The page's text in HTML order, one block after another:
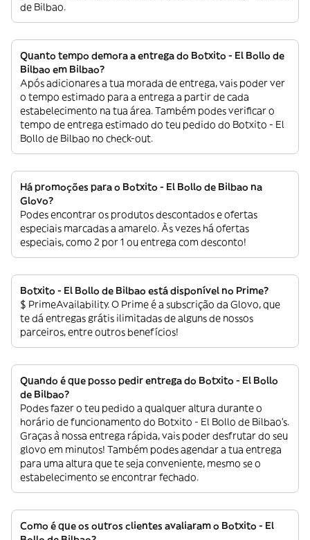
de Bilbao.
Quanto tempo demora a entrega do Botxito - El Bollo de
Bilbao em Bilbao?
Após adicionares a tua morada de entrega, vais poder ver
o tempo estimado para a entrega a partir de cada
estabelecimento na tua área. Também podes verificar o
tempo de entrega estimado do teu pedido do Botxito - El
Bollo de Bilbao no check-out.
Há promoções para o Botxito - El Bollo de Bilbao na
Glovo?
Podes encontrar os produtos descontados e ofertas
especiais marcadas a amarelo. Às vezes há ofertas
especiais, como 2 por 1 ou entrega com desconto!
Botxito - El Bollo de Bilbao está disponível no Prime?
$ PrimeAvailability. O Prime é a subscrição da Glovo, que
te dá entregas grátis ilimitadas de alguns de nossos
parceiros, entre outros benefícios!
Quando é que posso pedir entrega do Botxito - El Bollo
de Bilbao?
Podes fazer o teu pedido a qualquer altura durante o
horário de funcionamento do Botxito - El Bollo de Bilbao’s.
Graças à nossa entrega rápida, vais poder desfrutar do seu
glovo em minutos! Também podes agendar a tua entrega
para uma altura que te seja conveniente, mesmo se o
estabelecimento se encontrar fechado.
Como é que os outros clientes avaliaram o Botxito - El